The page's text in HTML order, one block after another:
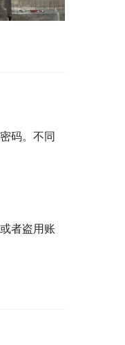
码。不同
者盗用账